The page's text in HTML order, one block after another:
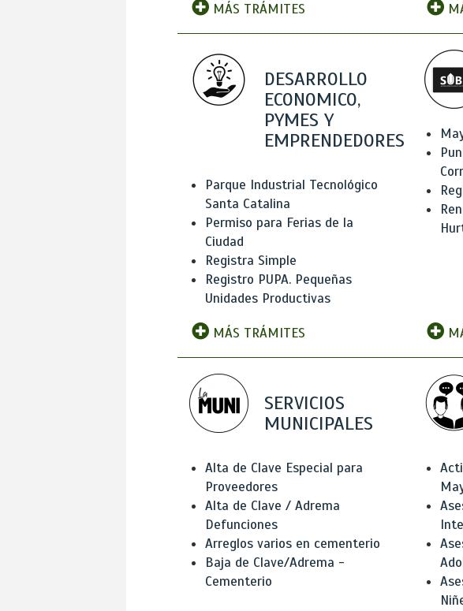
MÁS TRÁMITES
DESARROLLO
ECONOMICO,
PYMES Y
EMPRENDEDORES
Parque Industrial Tecnológico
Santa Catalina
Permiso para Ferias de la
Ciudad
Registra Simple
Registro PUPA. Pequeñas
Unidades Productivas
MÁS TRÁMITES
SERVICIOS
MUNICIPALES
Alta de Clave Especial para
Proveedores
Alta de Clave / Adrema
Defunciones
Arreglos varios en cementerio
Baja de Clave/Adrema -
Cementerio